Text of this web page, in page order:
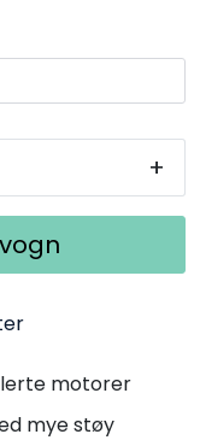
+
motorer
mye støy